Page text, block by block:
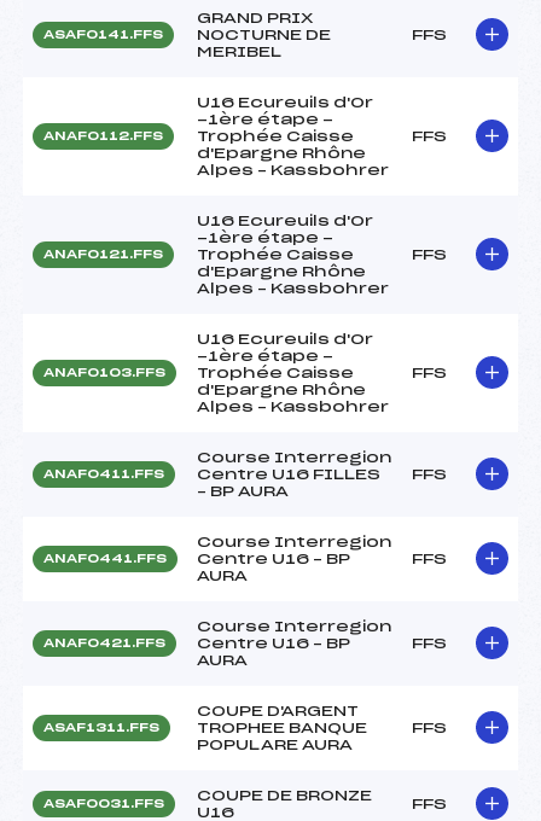
ASAF0141.FFS
GRAND PRIX
NOCTURNE DE
MERIBEL
FFS
ANAF0112.FFS
U16 Ecureuils d'Or
-1ère étape -
Trophée Caisse
d'Epargne Rhône
Alpes – Kassbohrer
FFS
ANAF0121.FFS
U16 Ecureuils d'Or
-1ère étape -
Trophée Caisse
d'Epargne Rhône
Alpes – Kassbohrer
FFS
ANAF0103.FFS
U16 Ecureuils d'Or
-1ère étape -
Trophée Caisse
d'Epargne Rhône
Alpes – Kassbohrer
FFS
ANAF0411.FFS
Course Interregion
Centre U16 FILLES
– BP AURA
FFS
ANAF0441.FFS
Course Interregion
Centre U16 – BP
AURA
FFS
ANAF0421.FFS
Course Interregion
Centre U16 – BP
AURA
FFS
ASAF1311.FFS
COUPE D'ARGENT
TROPHEE BANQUE
POPULARE AURA
FFS
ASAF0031.FFS
COUPE DE BRONZE
U16
FFS